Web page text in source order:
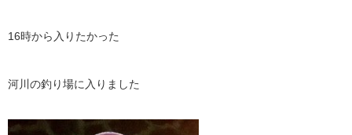
16時から入りたかった
河川の釣り場に入りました